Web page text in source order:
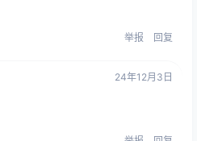
举报 回复
24年12月3日